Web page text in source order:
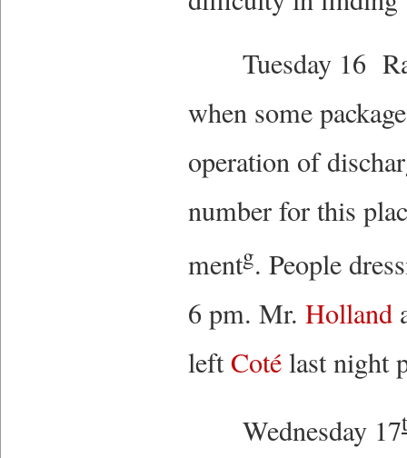
Tuesday 16
when some
operation of
number for this
mentg. People
6 pm. Mr. Holland
leftCotélast night
Wednesday 17